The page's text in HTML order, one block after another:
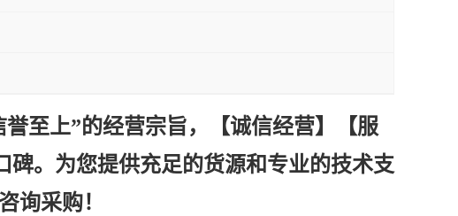
至上”的经营宗旨，【诚信经营】【服
。为您提供充足的货源和专业的技术支
询采购！